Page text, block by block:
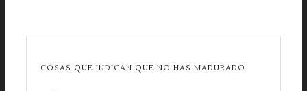
COSAS QUE INDICAN QUE NO HAS MADURADO